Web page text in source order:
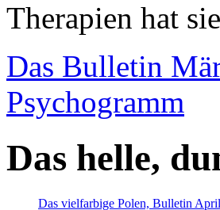
Therapien hat
Das Bulletin
Psychogramm
Das helle,
Das vielfarbige Polen, Bulletin